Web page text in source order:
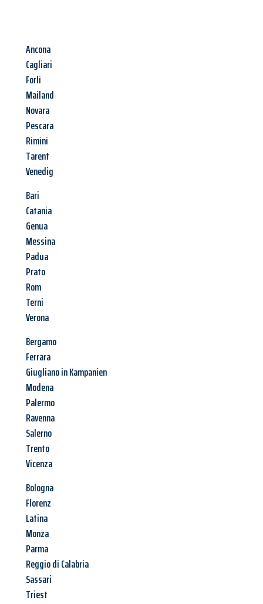
Ancona
Cagliari
Forli
Mailand
Novara
Pescara
Rimini
Tarent
Venedig
Bari
Catania
Genua
Messina
Padua
Prato
Rom
Terni
Verona
Bergamo
Ferrara
Giugliano in Kampanien
Modena
Palermo
Ravenna
Salerno
Trento
Vicenza
Bologna
Florenz
Latina
Monza
Parma
Reggio di Calabria
Sassari
Triest